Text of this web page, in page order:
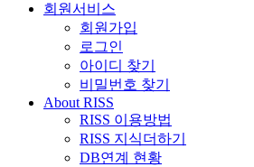
회원서비스
회원가입
로그인
아이디 찾기
비밀번호 찾기
About RISS
RISS 이용방법
RISS 지식더하기
DB연계 현황